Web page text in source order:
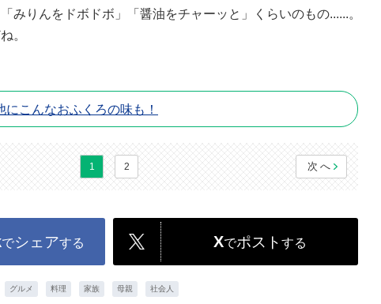
みりんをドボドボ」「醤油をチャーッと」くらいのもの......。
。
にこんなおふくろの味も！
1 2 次へ
でシェアする Xでポスト する
グルメ 料理 家族 母親 社会人